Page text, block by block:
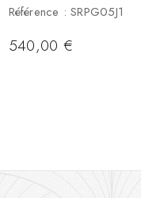
Référence : SRPG05J1
540,00€